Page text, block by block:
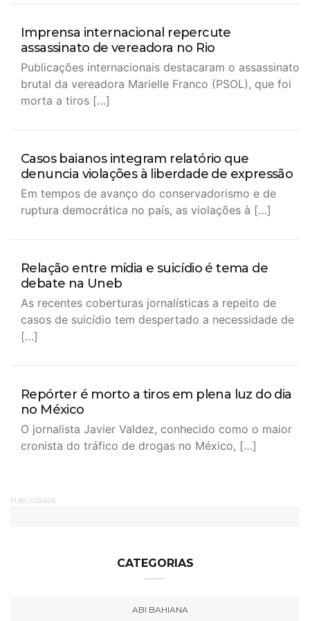
Imprensa internacional repercute
assassinato de vereadora no Rio
Publicações internacionais destacaram o assassinato
brutal da vereadora Marielle Franco (PSOL), que foi
morta a tiros […]
Casos baianos integram relatório que
denuncia violações à liberdade de expressão
Em tempos de avanço do conservadorismo e de
ruptura democrática no país, as violações à […]
Relação entre mídia e suicídio é tema de
debate na Uneb
As recentes coberturas jornalísticas a repeito de
casos de suicídio tem despertado a necessidade de
[…]
Repórter é morto a tiros em plena luz do dia
no México
O jornalista Javier Valdez, conhecido como o maior
cronista do tráfico de drogas no México, […]
PUBLICIDADE
CATEGORIAS
ABI BAHIANA